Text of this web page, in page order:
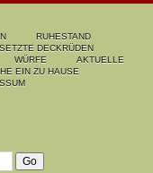
RUHESTAND
DECKRÜDEN
WÜRFE
AKTUELLE
EIN ZU HAUSE